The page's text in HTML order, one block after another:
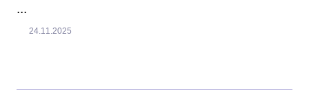
...
24.11.2025